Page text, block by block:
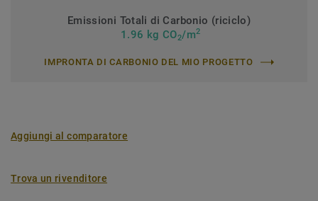
Emissioni Totali di Carbonio (riciclo)
1.96 kg CO2/m2
IMPRONTA DI CARBONIO DEL MIO PROGETTO
Aggiungi al comparatore
Trova un rivenditore